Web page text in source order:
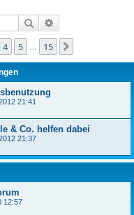
Suche
154 5 15
21:41
& Co. helfen dabei
21:37
12:57